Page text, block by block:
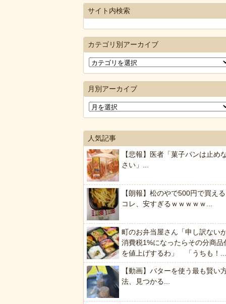
サイト内検索
カテゴリ別アーカイブ
月別アーカイブ
人気記事
【悲報】医者「菓子パンは止め
さい」...
【朗報】松のやで500円で買える
コレ、安すぎるｗｗｗｗｗ...
町のお弁当屋さん「申し訳ない
消費税1%になったらその分商品
を値上げするわ」 「うちも！...
【動画】バターを使う最も賢い
法、見つかる...